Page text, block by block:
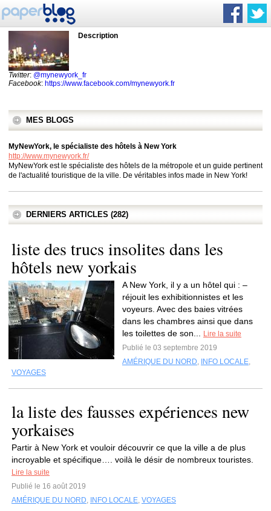
Description
Twitter: @mynewyork_fr
Facebook: https://www.facebook.com/mynewyork.fr
MES BLOGS
MyNewYork, le spécialiste des hôtels à New York
http://www.mynewyork.fr/
MyNewYork est le spécialiste des hôtels de la métropole et un guide pertinent
de l'actualité touristique de la ville. De véritables infos made in New York!
DERNIERS ARTICLES (282)
liste des trucs insolites dans les
hôtels new yorkais
A New York, il y a un hôtel qui : –
réjouit les exhibitionnistes et les
voyeurs. Avec des baies vitrées
dans les chambres ainsi que dans
les toilettes de son...
Lire la suite
Publié le 03 septembre 2019
AMÉRIQUE DU NORD, INFO LOCALE,
VOYAGES
la liste des fausses expériences new
yorkaises
Partir à New York et vouloir découvrir ce que la ville a de plus
incroyable et spécifique…. voilà le désir de nombreux touristes.
Lire la suite
Publié le 16 août 2019
AMÉRIQUE DU NORD, INFO LOCALE, VOYAGES